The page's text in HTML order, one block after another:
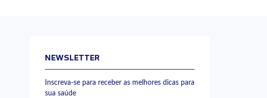
NEWSLETTER
Inscreva-se para receber as melhores dicas para
sua saúde